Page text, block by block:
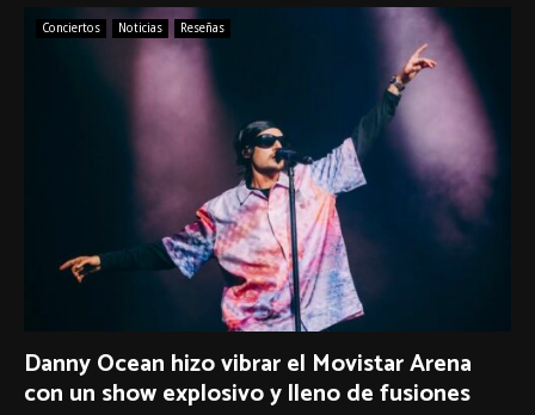
Conciertos Noticias Reseñas
Danny Ocean hizo vibrar el Movistar Arena
con un show explosivo y lleno de fusiones